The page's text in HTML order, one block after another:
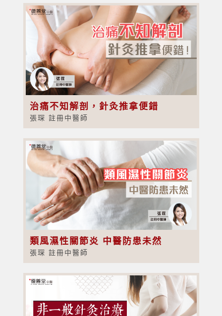
治痛不知解剖，針灸推拿便錯
張琛 註冊中醫師
類風濕性關節炎 中醫防患未然
張琛 註冊中醫師